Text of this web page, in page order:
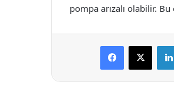
pompa arızalı olabilir.
Facebook
X